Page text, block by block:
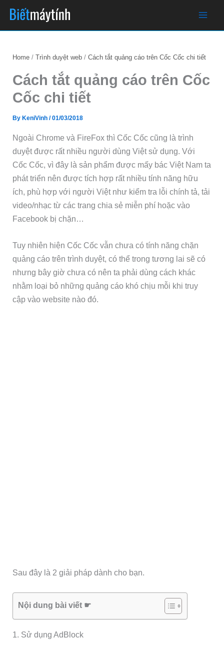
content
Home Trình duyệt web Cách tắt quảng cáo trên Cốc Cốc chi tiết
Cách tắt quảng cáo trên Cốc
Cốc chi tiết
By KeniVinh/01/03/2018
Ngoài Chrome và FireFox thì Cốc Cốc cũng là trình
duyệt được rất nhiều người dùng Việt sử dụng. Với
Cốc Cốc, vì đây là sản phẩm được mấy bác Việt Nam ta
phát triển nên được tích hợp rất nhiều tính năng hữu
ích, phù hợp với người Việt như kiểm tra lỗi chính tả, tải
video/nhạc từ các trang chia sẻ miễn phí hoặc vào
Facebook bị chặn…
Tuy nhiên hiện Cốc Cốc vẫn chưa có tính năng chặn
quảng cáo trên trình duyệt, có thể trong tương lai sẽ có
nhưng bây giờ chưa có nên ta phải dùng cách khác
nhằm loại bỏ những quảng cáo khó chịu mỗi khi truy
cập vào website nào đó.
Sau đây là 2 giải pháp dành cho bạn.
Nội dung bài viết ☛
1. Sử dụng AdBlock